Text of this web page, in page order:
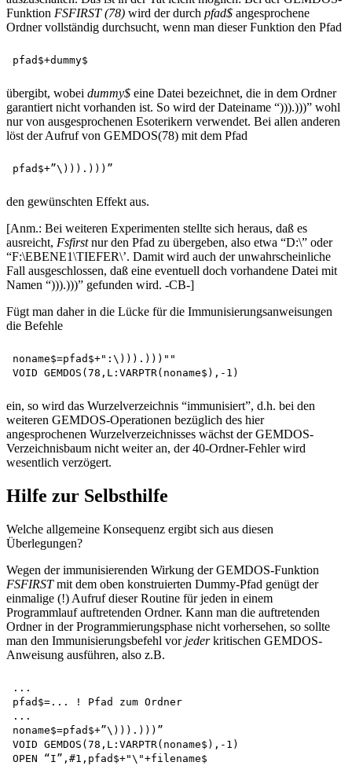
Funktion FSFIRST (78) wird der durch pfad$ angesprochene
Ordner vollständig durchsucht, wenn man dieser Funktion den Pfad
übergibt, wobei dummy$ eine Datei bezeichnet, die in dem Ordner
garantiert nicht vorhanden ist. So wird der Dateiname “))).)))” wohl
nur von ausgesprochenen Esoterikern verwendet. Bei allen anderen
löst der Aufruf von GEMDOS(78) mit dem Pfad
den gewünschten Effekt aus.
[Anm.: Bei weiteren Experimenten stellte sich heraus, daß es
ausreicht, Fsfirstnur den Pfad zu übergeben, also etwa “D:\” oder
“F:\EBENE1\TIEFER\’. Damit wird auch der unwahrscheinliche
Fall ausgeschlossen, daß eine eventuell doch vorhandene Datei mit
Namen “))).)))” gefunden wird. -CB-]
Fügt man daher in die Lücke für die Immunisierungsanweisungen
die Befehle
noname$=pfad$+":\))).)))""
ein, so wird das Wurzelverzeichnis “immunisiert”, d.h. bei den
weiteren GEMDOS-Operationen bezüglich des hier
angesprochenen Wurzelverzeichnisses wächst der GEMDOS-
Verzeichnisbaum nicht weiter an, der 40-Ordner-Fehler wird
wesentlich verzögert.
Hilfe zur Selbsthilfe
Welche allgemeine Konsequenz ergibt sich aus diesen
Überlegungen?
Wegen der immunisierenden Wirkung der GEMDOS-Funktion
FSFIRSTmit dem oben konstruierten Dummy-Pfad genügt der
einmalige (!) Aufruf dieser Routine für jeden in einem
Programmlauf auftretenden Ordner. Kann man die auftretenden
Ordner in der Programmierungsphase nicht vorhersehen, so sollte
man den Immunisierungsbefehl vor jederkritischen GEMDOS-
Anweisung ausführen, also z.B.
...
pfad$=... ! Pfad zum Ordner
...
noname$=pfad$+”\))).)))”
VOID GEMDOS(78,L:VARPTR(noname$),-1)